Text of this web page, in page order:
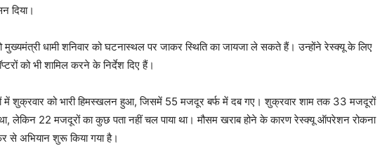
दिया।
धामी शनिवार को घटनास्थल पर जाकर स्थिति का जायजा ले सकते हैं। उन्होंने रेस्क्यू के लिए
को भी शामिल करने के निर्देश दिए हैं।
में शुक्रवार को भारी हिमस्खलन हुआ, जिसमें 55 मजदूर बर्फ में दब गए। शुक्रवार शाम तक 33 मजदूरों
था, लेकिन 22 मजदूरों का कुछ पता नहीं चल पाया था। मौसम खराब होने के कारण रेस्क्यू ऑपरेशन रोकना
से अभियान शुरू किया गया है।